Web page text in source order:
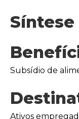
Síntese
Subsídio de
Ativos